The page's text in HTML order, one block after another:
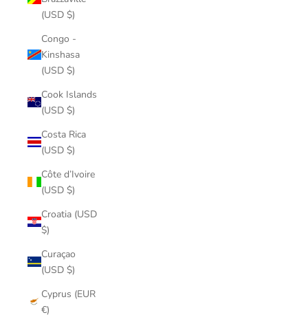
(USD $)
Congo -
Kinshasa
(USD $)
Cook Islands
(USD $)
Costa Rica
(USD $)
Côte d’Ivoire
(USD $)
Croatia (USD
$)
Curaçao
(USD $)
Cyprus (EUR
€)